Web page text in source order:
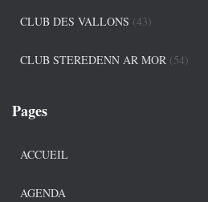
CLUB DES VALLONS (43)
CLUB STEREDENN AR MOR (54)
Pages
ACCUEIL
AGENDA